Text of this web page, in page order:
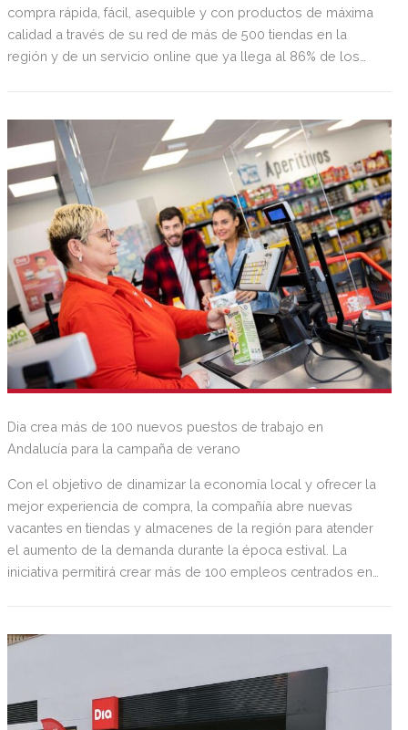
compra rápida, fácil, asequible y con productos de máxima
calidad a través de su red de más de 500 tiendas en la
región y de un servicio online que ya llega al 86% de los
economía local generando cerca de 5.000 puestos de
trabajo y colaborando con más de 200 proveedores
locales.
Dia crea más de 100 nuevos puestos de trabajo en
Andalucía para la campaña de verano
Con el objetivo de dinamizar la economía local y ofrecer la
mejor experiencia de compra, la compañía abre nuevas
vacantes en tiendas y almacenes de la región para atender
el aumento de la demanda durante la época estival. La
iniciativa permitirá crear más de 100 empleos centrados en